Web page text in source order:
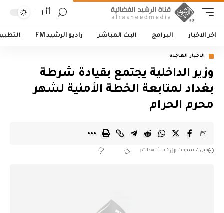
أأ
اخر الاخبار البرامج البث المباشر راديو الرشيد FM
الاخبار العاجلة
وزير الداخلية يجتمع بقيادة شرطة
بغداد لمتابعة الخطة الأمنية لشهر
محرم الحرام
قبل 7 سنوات 5 مشاهدات